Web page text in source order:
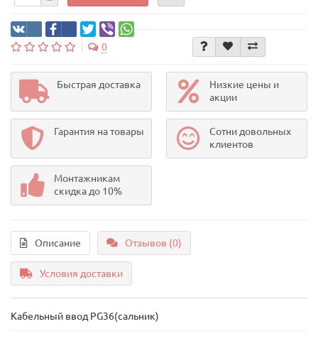
0
Быстрая доставка
Низкие цены и
акции
Гарантия на товары
Сотни довольных
клиентов
Монтажникам
скидка до 10%
Описание Отзывов (0)
Условия доставки
Кабельный ввод PG36(сальник)